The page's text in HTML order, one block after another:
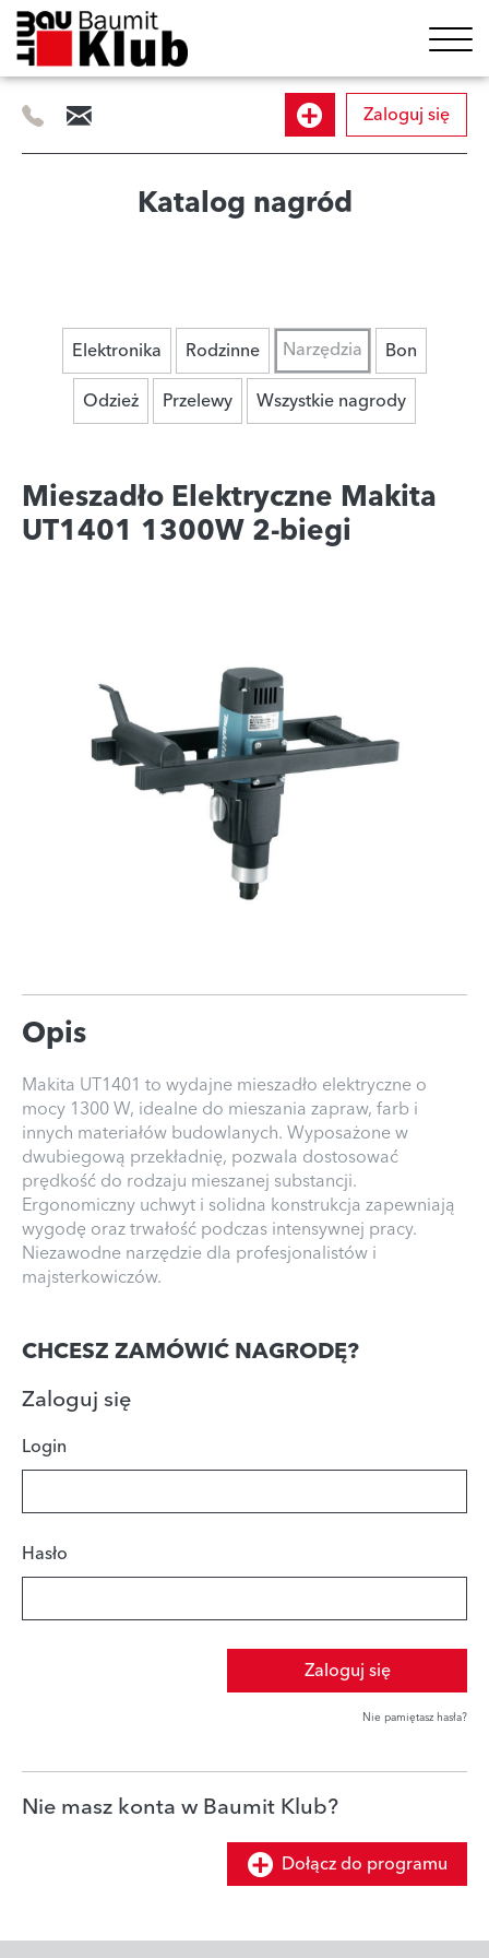
505
844
info@baumitklub.pl
Dołącz
programu
Zaloguj się
Katalog nagród
Elektronika Rodzinne Narzędzia
Bon
Odzież
Przelewy Wszystkie nagrody
Mieszadło Elektryczne Makita
UT1401 1300W 2-biegi
Opis
Makita UT1401 to wydajne mieszadło elektryczne o
mocy 1300 W, idealne do mieszania zapraw, farb i
innych materiałów budowlanych. Wyposażone w
dwubiegową przekładnię, pozwala dostosować
prędkość do rodzaju mieszanej substancji.
Ergonomiczny uchwyt i solidna konstrukcja zapewniają
wygodę oraz trwałość podczas intensywnej pracy.
Niezawodne narzędzie dla profesjonalistów i
majsterkowiczów.
CHCESZ ZAMÓWIĆ NAGRODĘ?
Zaloguj się
Login
Hasło
Zaloguj się
Nie pamiętasz hasła?
Nie masz konta w Baumit Klub?
Dołącz do programu